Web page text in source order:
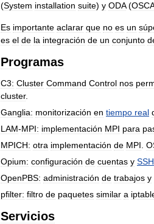
(System installation suite) y ODA(
Es importante aclarar que no es un
es el de la integración de un conjunto
Programas
C3: Cluster Command Control nos
cluster.
Ganglia: monitorización en tiempo real
LAM-MPI: implementación MPI para
MPICH: otra implementación de MPI
Opium: configuración de cuentas y SSH
OpenPBS: administración de trabajos y
pfilter: filtro de paquetes similar a
Servicios